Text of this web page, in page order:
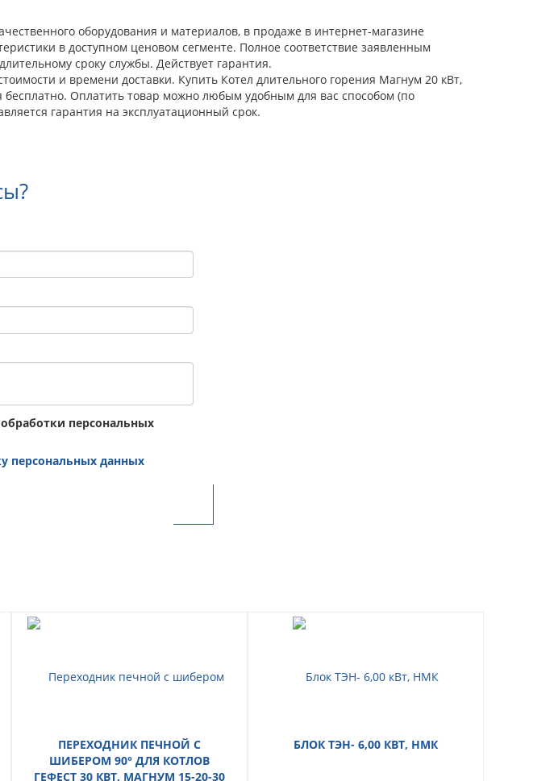
оборудования и материалов, в продаже в интернет-магазине
в доступном ценовом сегменте. Полное соответствие заявленным
сроку службы. Действует гарантия.
и времени доставки. Купить Котел длительного горения Магнум 20 кВт,
Оплатить товар можно любым удобным для вас способом (по
гарантия на эксплуатационный срок.
обработки персональных
персональных данных
ПЕРЕХОДНИК ПЕЧНОЙ С
ШИБЕРОМ 90° ДЛЯ КОТЛОВ
ГЕФЕСТ 30 КВТ, МАГНУМ 15-20-30
БЛОК ТЭН- 6,00 КВТ, НМК